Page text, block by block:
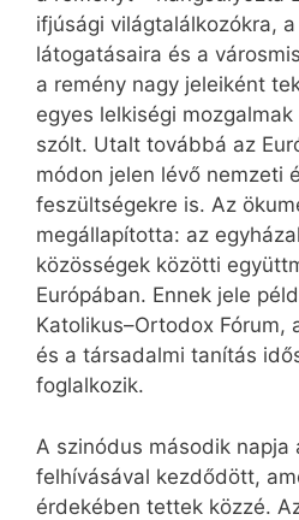
ifjúsági világtalálkozókra,
látogatásaira és a
a remény nagy jeleiként
egyes lelkiségi
szólt. Utalt továbbá az
módon jelen lévő nemzeti
feszültségekre is. Az
megállapította: az
közösségek közötti
Európában. Ennek jele
Katolikus–Ortodox Fórum,
és a társadalmi tanítás
foglalkozik.
A szinódus második napja
felhívásával kezdődött,
érdekében tettek közzé.